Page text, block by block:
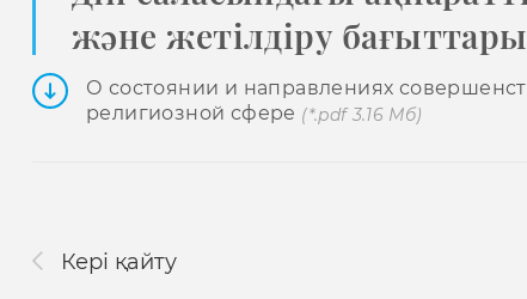
және жетілдіру бағыттары
О состоянии и направлениях
религиозной сфере (*.pdf 3.16 Мб)
Кері қайту